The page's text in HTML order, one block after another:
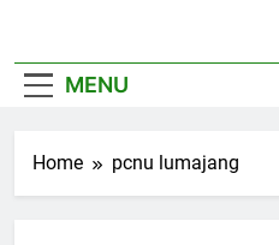
MENU
Home pcnu lumajang